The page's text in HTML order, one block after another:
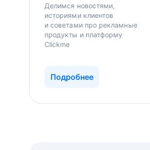
Делимся новостями,
историями клиентов
и советами про рекламные
продукты и платформу
Clickme
Подробнее